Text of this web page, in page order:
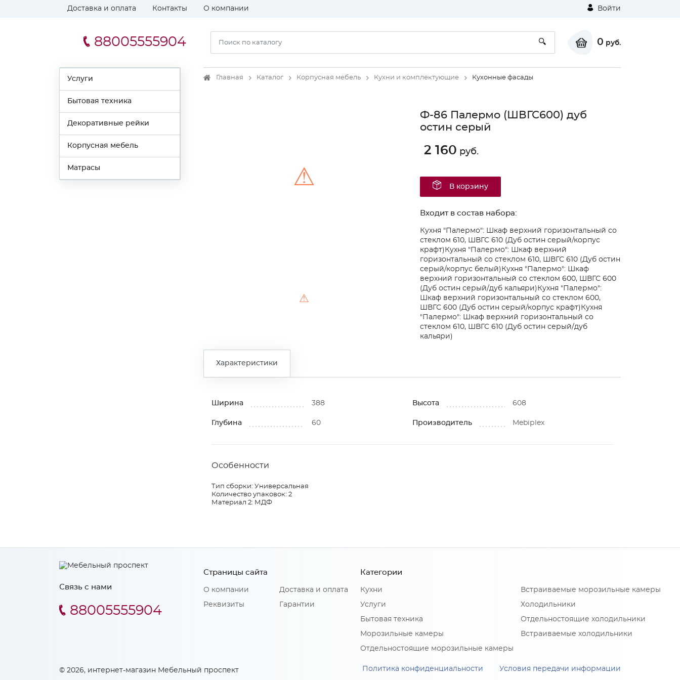
Доставка и оплата Контакты О компании Войти
88005555904 0 руб.
Услуги
Бытовая техника
Декоративные рейки
Корпусная мебель
Матрасы
Главная Каталог Корпусная мебель Кухни и комплектующие Кухонные фасады
⚠
⚠
Ф-86 Палермо (ШВГС600) дуб
остин серый
2 160 руб.
В корзину
Входит в состав набора:
Кухня "Палермо": Шкаф верхний горизонтальный со
стеклом 610, ШВГС 610 (Дуб остин серый/корпус
крафт) Кухня "Палермо": Шкаф верхний
горизонтальный со стеклом 610, ШВГС 610 (Дуб остин
серый/корпус белый) Кухня "Палермо": Шкаф
верхний горизонтальный со стеклом 600, ШВГС 600
(Дуб остин серый/дуб кальяри) Кухня "Палермо":
Шкаф верхний горизонтальный со стеклом 600,
ШВГС 600 (Дуб остин серый/корпус крафт) Кухня
"Палермо": Шкаф верхний горизонтальный со
стеклом 610, ШВГС 610 (Дуб остин серый/дуб
кальяри)
Характеристики
Ширина 388 Высота 608
Глубина 60 Производитель Mebiрlex
Особенности
Тип сборки: Универсальная
Количество упаковок: 2
Материал 2: МДФ
Связь с нами
88005555904
Страницы сайта
О компании
Реквизиты
Доставка и оплата
Гарантии
Категории
Кухни
Услуги
Бытовая техника
Морозильные камеры
Отдельностоящие морозильные камеры
Встраиваемые морозильные камеры
Холодильники
Отдельностоящие холодильники
Встраиваемые холодильники
© 2026, интернет-магазин Мебельный проспект Политика конфиденциальности Условия передачи информации